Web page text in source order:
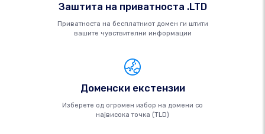
Заштита на приватноста .LTD
Приватноста на бесплатниот домен ги штити
вашите чувствителни информации
Доменски екстензии
Изберете од огромен избор на домени со
највисока точка (TLD)